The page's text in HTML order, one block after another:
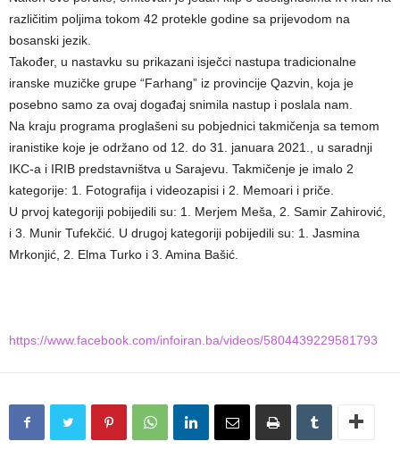
različitim poljima tokom 42 protekle godine sa prijevodom na
bosanski jezik.
Također, u nastavku su prikazani isječci nastupa tradicionalne
iranske muzičke grupe “Farhang” iz provincije Qazvin, koja je
posebno samo za ovaj događaj snimila nastup i poslala nam.
Na kraju programa proglašeni su pobjednici takmičenja sa temom
iranistike koje je održano od 12. do 31. januara 2021., u saradnji
IKC-a i IRIB predstavništva u Sarajevu. Takmičenje je imalo 2
kategorije: 1. Fotografija i videozapisi i 2. Memoari i priče.
U prvoj kategoriji pobijedili su: 1. Merjem Meša, 2. Samir Zahirović,
i 3. Munir Tufekčić. U drugoj kategoriji pobijedili su: 1. Jasmina
Mrkonjić, 2. Elma Turko i 3. Amina Bašić.
https://www.facebook.com/infoiran.ba/videos/5804439229581793